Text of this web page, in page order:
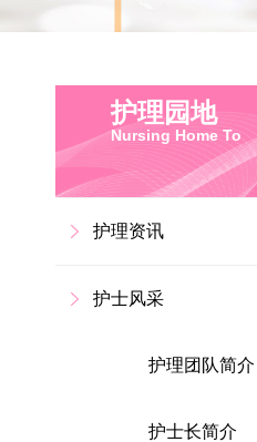
护理园地
Nursing Home To
护理资讯
护士风采
护理团队简介
护士长简介